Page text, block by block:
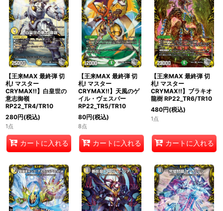
【王来MAX 最終弾 切
札! マスター
CRYMAX!!】白皇世の
意志御嶺
RP22_TR4/TR10
280円(税込)
1点
カートに入れる
【王来MAX 最終弾 切
札! マスター
CRYMAX!!】天風のゲ
イル・ヴェスパー
RP22_TR5/TR10
80円(税込)
8点
カートに入れる
【王来MAX 最終弾 切
札! マスター
CRYMAX!!】ブラキオ
龍樹 RP22_TR6/TR10
480円(税込)
1点
カートに入れる